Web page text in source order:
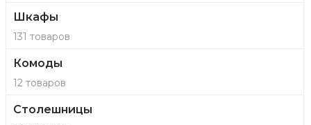
Шкафы
131 товаров
Комоды
12 товаров
Столешницы